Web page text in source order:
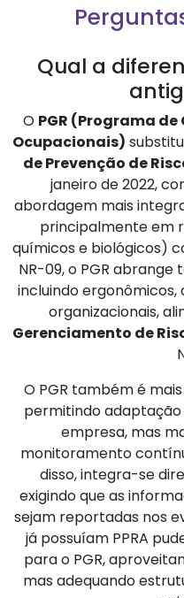
Qual a
O PGR (Programa
Ocupacionais)
de Prevenção de
janeiro de 2022,
abordagem mais
principalmente em
químicos e biológicos)
NR-09, o PGR abrange
incluindo ergonômicos,
organizacionais,
Gerenciamento de
O PGR também é
permitindo
empresa, mas
monitoramento
disso, integra-se
exigindo que as
sejam reportadas nos
já possuíam PPRA
para o PGR,
mas adequando